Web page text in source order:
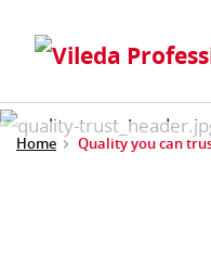
Home Quality you can